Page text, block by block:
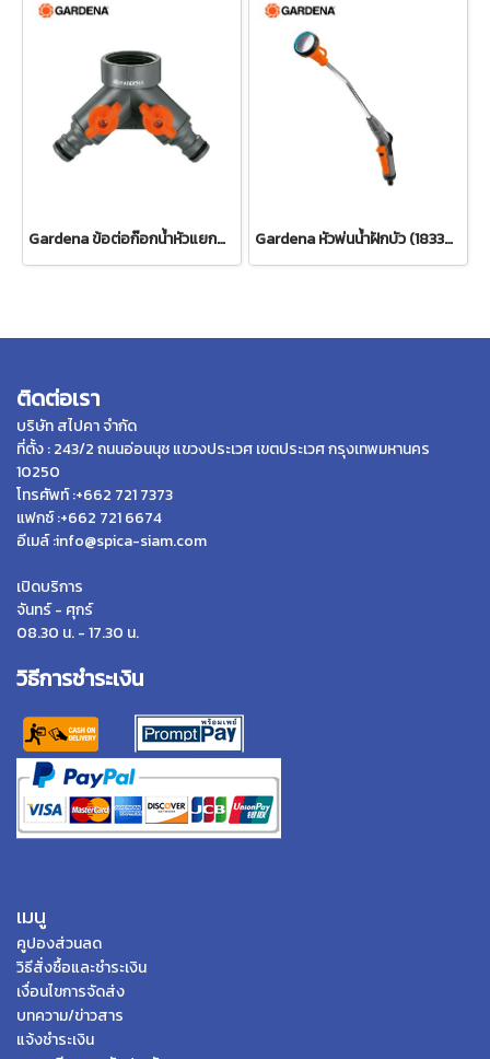
Gardena ข้อต่อก๊อกน้ำหัวแยกสองทาง 26.5 มม. (3/4") (00938-20) Gardena หัวพ่นน้ำฝักบัว (18330-20)
ติดต่อเรา
บริษัท สไปคา จำกัด
ที่ตั้ง : 243/2 ถนนอ่อนนุช แขวงประเวศ เขตประเวศ กรุงเทพมหานคร
10250
โทรศัพท์ :+662 721 7373
แฟกซ์ :+662 721 6674
อีเมล์ :info@spica-siam.com
เปิดบริการ
จันทร์ - ศุกร์
08.30 น. - 17.30 น.
วิธีการชำระเงิน
เมนู
คูปองส่วนลด
วิธีสั่งซื้อและชำระเงิน
เงื่อนไขการจัดส่ง
บทความ/ข่าวสาร
แจ้งชำระเงิน